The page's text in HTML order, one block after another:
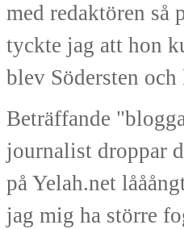
med redaktören så
tyckte jag att hon
blev Södersten
Beträffande
journalist droppar
på Yelah.net
jag mig ha större